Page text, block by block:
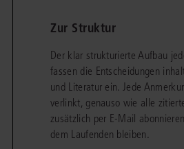
Finden Sie Lösungen und Inhalte,
Arbeitsrecht
Außenwirtschaftsrecht
Bankrecht
Compliance
JURIS BUSINESS
Praxisnah und intuitiv: Schutz
Risiken für Unternehmen,
und Steuerberater.
Referendariat
Studium und Hochschule
WEITERE SERVICES
FAQ
Downloads
Veranstaltungen
Zur Struktur
Der klar strukturierte Aufbau
fassen die Entscheidungen
und Literatur ein. Jede
verlinkt, genauso wie alle
zusätzlich per E-Mail
dem Laufenden bleiben.